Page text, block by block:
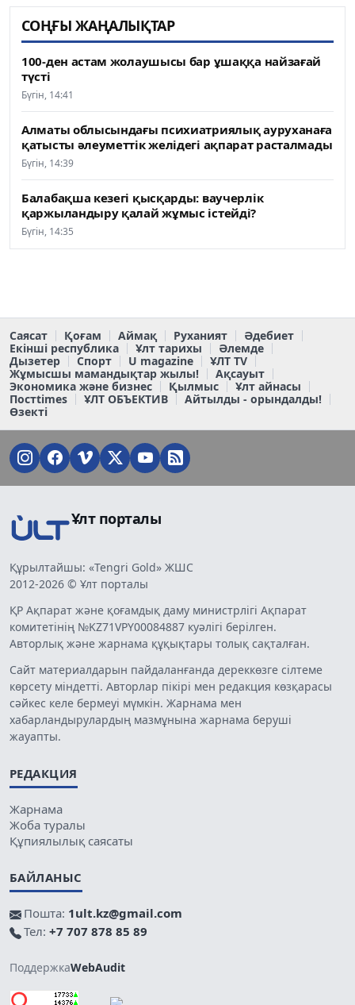
СОҢҒЫ ЖАҢАЛЫҚТАР
100-ден астам жолаушысы бар ұшаққа найзағай
түсті
Бүгін, 14:41
Алматы облысындағы психиатриялық ауруханаға
қатысты әлеуметтік желідегі ақпарат расталмады
Бүгін, 14:39
Балабақша кезегі қысқарды: ваучерлік
қаржыландыру қалай жұмыс істейді?
Бүгін, 14:35
Саясат Қоғам Аймақ Руханият
Әдебиет
Екінші республика
Ұлт тарихы
Әлемде
Дызетер
Спорт U magazine
ҰЛТ TV
Жұмысшы мамандықтар жылы!
Ақсауыт
Экономика және бизнес
Қылмыс
Ұлт айнасы
Постtimes
ҰЛТ ОБЪЕКТИВ
Айтылды - орындалды!
Өзекті
Ұлт порталы
Құрылтайшы: «Tengri Gold» ЖШС
2012-2026 © Ұлт порталы
ҚР Ақпарат және қоғамдық даму министрлігі Ақпарат
комитетінің №KZ71VPY00084887 куәлігі берілген.
Авторлық және жарнама құқықтары толық сақталған.
Сайт материалдарын пайдаланғанда дереккөзге сілтеме
көрсету міндетті. Авторлар пікірі мен редакция көзқарасы
сәйкес келе бермеуі мүмкін. Жарнама мен
хабарландырулардың мазмұнына жарнама беруші
жауапты.
РЕДАКЦИЯ
Жарнама
Жоба туралы
Құпиялылық саясаты
БАЙЛАНЫС
Пошта: 1ult.kz@gmail.com
Тел: +7 707 878 85 89
ПоддержкаWebAudit